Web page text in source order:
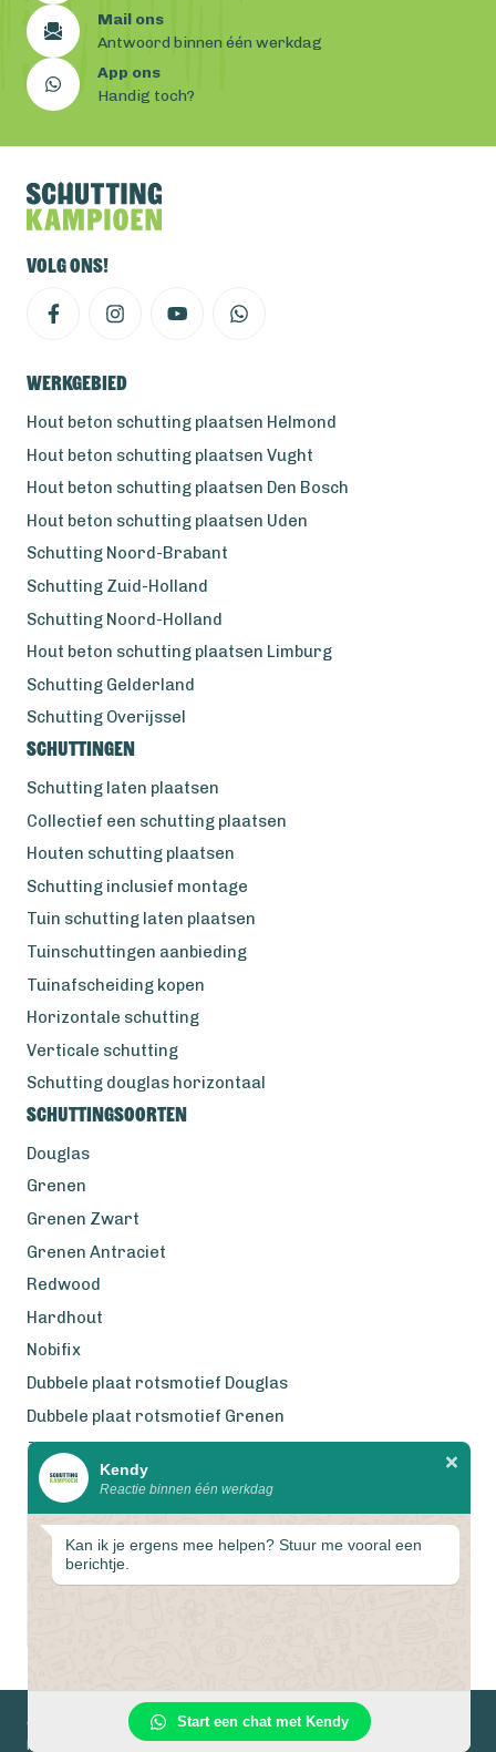
Mail ons
Antwoord binnen één werkdag
App ons
Handig toch?
Volg ons!
Werkgebied
Hout beton schutting plaatsen Helmond
Hout beton schutting plaatsen Vught
Hout beton schutting plaatsen Den Bosch
Hout beton schutting plaatsen Uden
Schutting Noord-Brabant
Schutting Zuid-Holland
Schutting Noord-Holland
Hout beton schutting plaatsen Limburg
Schutting Gelderland
Schutting Overijssel
Schuttingen
Schutting laten plaatsen
Collectief een schutting plaatsen
Houten schutting plaatsen
Schutting inclusief montage
Tuin schutting laten plaatsen
Tuinschuttingen aanbieding
Tuinafscheiding kopen
Horizontale schutting
Verticale schutting
Schutting douglas horizontaal
Schuttingsoorten
Douglas
Grenen
Grenen Zwart
Grenen Antraciet
Redwood
Hardhout
Nobifix
Dubbele plaat rotsmotief Douglas
Dubbele plaat rotsmotief Grenen
Zweeds Rabat Douglas
Wij werken met eerlijke
gecertificeerde houtsoorten
© 2026 Schuttingkampioen
Privacyverklaring Algemene voorwaarden
Kendy
Reactie binnen één werkdag
Kan ik je ergens mee helpen? Stuur me vooral een
berichtje.
Start een chat met Kendy